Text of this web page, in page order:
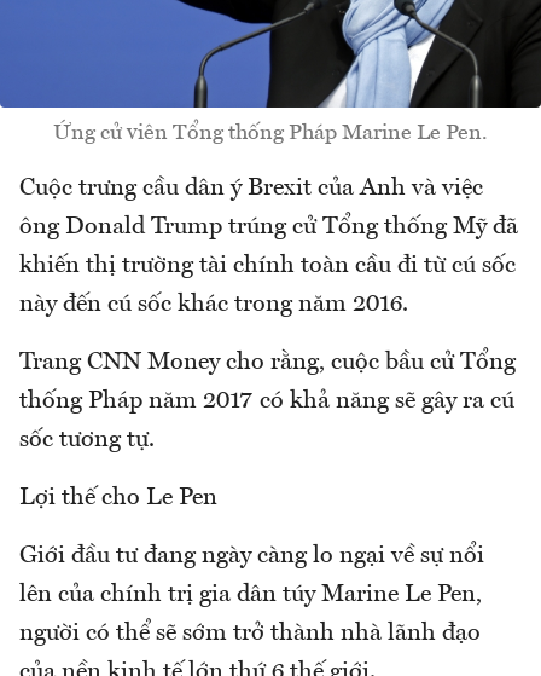
Ứng cử viên Tổng thống Pháp Marine Le Pen.
Cuộc trưng cầu dân ý Brexit của Anh và việc
ông Donald Trump trúng cử Tổng thống Mỹ đã
khiến thị trường tài chính toàn cầu đi từ cú sốc
này đến cú sốc khác trong năm 2016.
Trang CNN Money cho rằng, cuộc bầu cử Tổng
thống Pháp năm 2017 có khả năng sẽ gây ra cú
sốc tương tự.
Lợi thế cho Le Pen
Giới đầu tư đang ngày càng lo ngại về sự nổi
lên của chính trị gia dân túy Marine Le Pen,
người có thể sẽ sớm trở thành nhà lãnh đạo